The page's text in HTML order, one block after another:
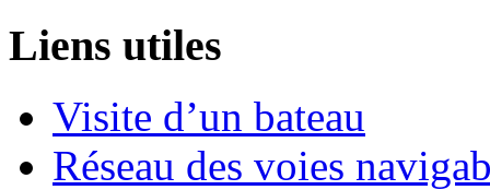
Liens utiles
Visite d’un bateau
Réseau des voies